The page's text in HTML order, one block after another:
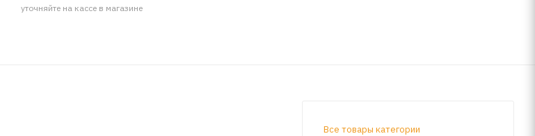
уточняйте на кассе в магазине
Все товары категории